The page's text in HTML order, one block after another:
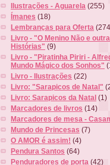
Ilustrações - Aguarela (255)
Ímanes (18)
Lembranças para Oferta
Livro - "O Menino Não e
Histórias" (9)
Livro - "Piratinha Piriri -
Mundo Mágico dos Sonhos"
Livro - Ilustrações (22)
Livro: "Sarapicos de Natal"
Livro: Sarapicos da Natal (1)
Marcadores de livros (14)
Marcadores de mesa -
Mundo de Princesas (7)
O AMOR é assim! (4)
Pendura Santos (64)
Penduradores de porta (42)